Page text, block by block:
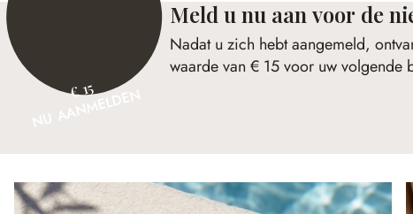
€ 15
NU AANMELDEN
Meld u nu aan voor de
Nadat u zich hebt aangemeld,
waarde van € 15 voor uw volgende